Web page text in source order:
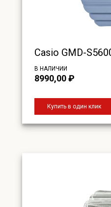
Casio GMD-
В НАЛИЧИИ
8990,00₽
Купить в один клик